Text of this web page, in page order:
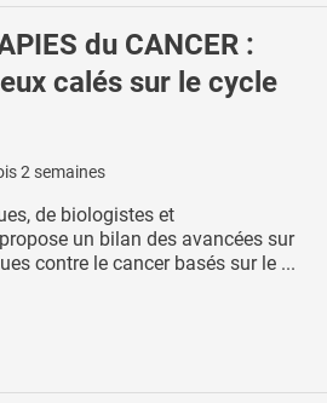
du CANCER :
calés sur le cycle
2 semaines
de biologistes et
un bilan des avancées sur
contre le cancer basés sur le ...